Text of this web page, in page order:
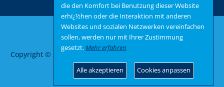
Copyright © 2026 AfD Bernkastel-Wittlich
Theme
von FameThemes
die den Komfort bei Benutzung dieser Website
erhï¿½hen oder die Interaktion mit anderen
Websites und sozialen Netzwerken vereinfachen
sollen, werden nur mit Ihrer Zustimmung
gesetzt.Mehr erfahren
Alle akzeptieren Cookies anpassen